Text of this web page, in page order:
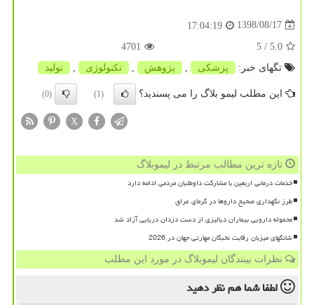
1398/08/17
17:04:19
5.0
/ 5
4701
تگهای خبر:
پزشكی پژوهش تكنولوژی تولید
این مطلب لیمو بلاگ را می پسندید؟ (1)
(0)
X
تازه ترین مطالب مرتبط در لیموبلاگ
خدمات درمانی اربعین با مشارکت داوطلبان مردمی ادامه دارد
طرز نگهداری صحیح داروها در گرمای عراق
محموله دارویی بیماران دیالیزی از دست دزدان دریایی آزاد شد
شانگهای میزبان رقابت نخبگان مهارتی جهان در 2026
نظرات بینندگان لیموبلاگ در مورد این مطلب
لطفا شما همنظر دهید